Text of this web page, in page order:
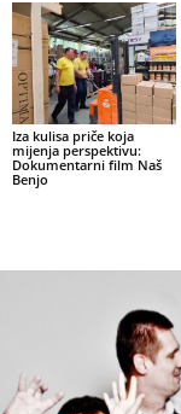
Iza kulisa priče koja
mijenja perspektivu:
Dokumentarni film Naš
Benjo